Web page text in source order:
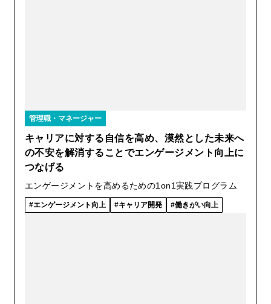
管理職・マネージャー
キャリアに対する自信を高め、漠然とした未来へ
の不安を解消することでエンゲージメント向上に
つなげる
エンゲージメントを高めるための1on1実践プログラム
エンゲージメント向上 キャリア開発 働きがい向上